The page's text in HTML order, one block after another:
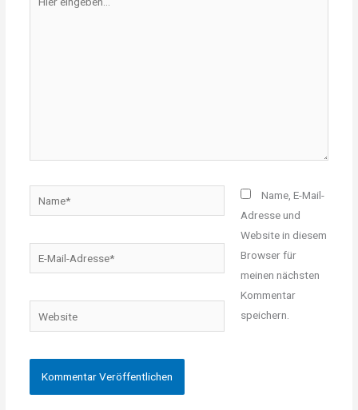
eingeben…
Mail-
Website
Name, E-Mail-
Adresse und
Website in diesem
Browser für
meinen nächsten
Kommentar
speichern.